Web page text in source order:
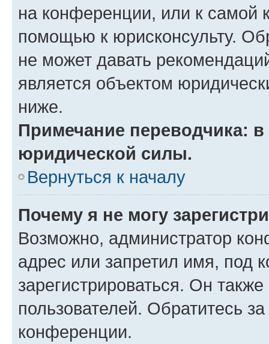
на конференции, или к самой
помощью к юрисконсульту.
не может давать
является объектом
ниже.
Примечание переводчика:
юридической силы.
Вернуться к началу
Почему я не могу
Возможно, администратор
адрес или запретил имя, под
зарегистрироваться. Он
пользователей. Обратитесь
конференции.